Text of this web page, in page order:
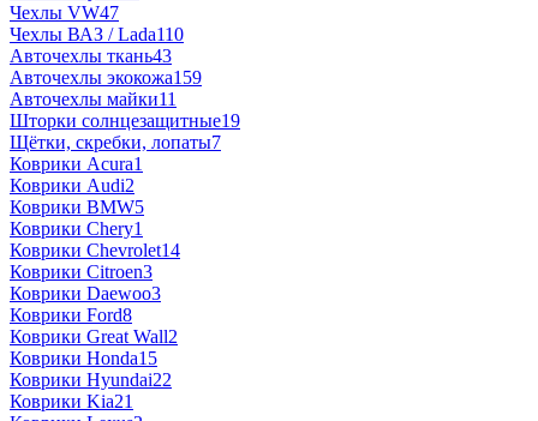
Чехлы VW47
Чехлы ВАЗ / Lada110
Авточехлы ткань43
Авточехлы экокожа159
Авточехлы майки11
Шторки солнцезащитные19
Щётки, скребки, лопаты7
Коврики Acura1
Коврики Audi2
Коврики BMW5
Коврики Chery1
Коврики Chevrolet14
Коврики Citroen3
Коврики Daewoo3
Коврики Ford8
Коврики Great Wall2
Коврики Honda15
Коврики Hyundai22
Коврики Kia21